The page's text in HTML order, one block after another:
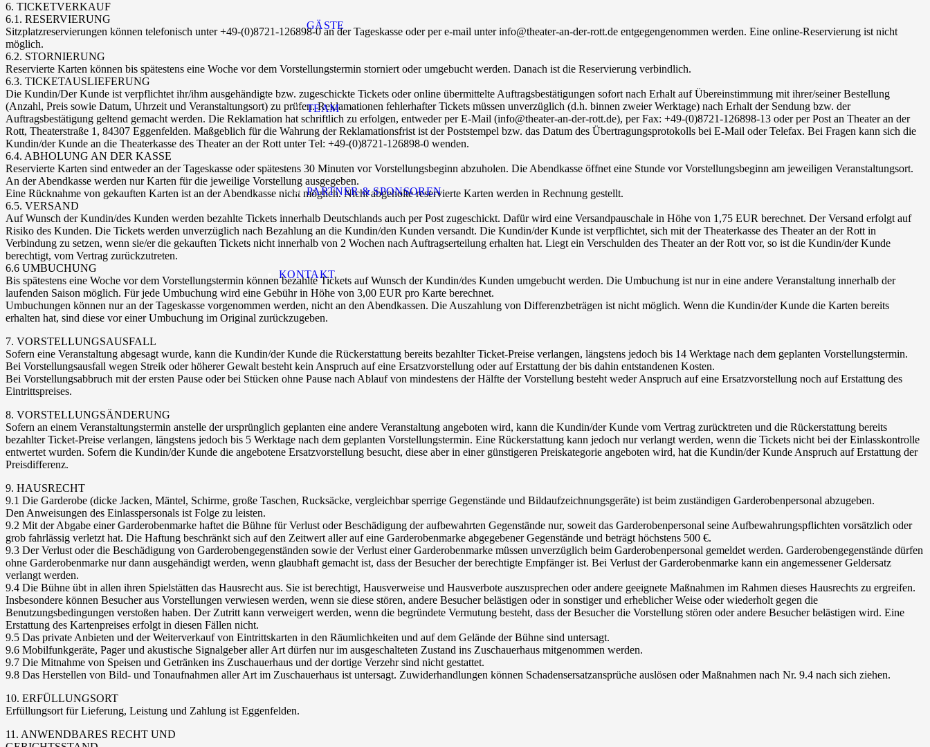
GÄSTE
TEAM
PARTNER & SPONSOREN
KONTAKT
6. TICKETVERKAUF
6.1. RESERVIERUNG
Sitzplatzreservierungen können telefonisch unter +49-(0)8721-126898-0 an der Tageskasse oder per e-mail unter info@theater-an-der-rott.de entgegengenommen werden. Eine online-Reservierung ist nicht
möglich.
6.2. STORNIERUNG
Reservierte Karten können bis spätestens eine Woche vor dem Vorstellungstermin storniert oder umgebucht werden. Danach ist die Reservierung verbindlich.
6.3. TICKETAUSLIEFERUNG
Die Kundin/Der Kunde ist verpflichtet ihr/ihm ausgehändigte bzw. zugeschickte Tickets oder online übermittelte Auftragsbestätigungen sofort nach Erhalt auf Übereinstimmung mit ihrer/seiner Bestellung
(Anzahl, Preis sowie Datum, Uhrzeit und Veranstaltungsort) zu prüfen. Reklamationen fehlerhafter Tickets müssen unverzüglich (d.h. binnen zweier Werktage) nach Erhalt der Sendung bzw. der
Auftragsbestätigung geltend gemacht werden. Die Reklamation hat schriftlich zu erfolgen, entweder per E-Mail (info@theater-an-der-rott.de), per Fax: +49-(0)8721-126898-13 oder per Post an Theater an der
Rott, Theaterstraße 1, 84307 Eggenfelden. Maßgeblich für die Wahrung der Reklamationsfrist ist der Poststempel bzw. das Datum des Übertragungsprotokolls bei E-Mail oder Telefax. Bei Fragen kann sich die
Kundin/der Kunde an die Theaterkasse des Theater an der Rott unter Tel: +49-(0)8721-126898-0 wenden.
6.4. ABHOLUNG AN DER KASSE
Reservierte Karten sind entweder an der Tageskasse oder spätestens 30 Minuten vor Vorstellungsbeginn abzuholen. Die Abendkasse öffnet eine Stunde vor Vorstellungsbeginn am jeweiligen Veranstaltungsort.
An der Abendkasse werden nur Karten für die jeweilige Vorstellung ausgegeben.
Eine Rücknahme von gekauften Karten ist an der Abendkasse nicht möglich. Nicht abgeholte reservierte Karten werden in Rechnung gestellt.
6.5. VERSAND
Auf Wunsch der Kundin/des Kunden werden bezahlte Tickets innerhalb Deutschlands auch per Post zugeschickt. Dafür wird eine Versandpauschale in Höhe von 1,75 EUR berechnet. Der Versand erfolgt auf
Risiko des Kunden. Die Tickets werden unverzüglich nach Bezahlung an die Kundin/den Kunden versandt. Die Kundin/der Kunde ist verpflichtet, sich mit der Theaterkasse des Theater an der Rott in
Verbindung zu setzen, wenn sie/er die gekauften Tickets nicht innerhalb von 2 Wochen nach Auftragserteilung erhalten hat. Liegt ein Verschulden des Theater an der Rott vor, so ist die Kundin/der Kunde
berechtigt, vom Vertrag zurückzutreten.
6.6 UMBUCHUNG
Bis spätestens eine Woche vor dem Vorstellungstermin können bezahlte Tickets auf Wunsch der Kundin/des Kunden umgebucht werden. Die Umbuchung ist nur in eine andere Veranstaltung innerhalb der
laufenden Saison möglich. Für jede Umbuchung wird eine Gebühr in Höhe von 3,00 EUR pro Karte berechnet.
Umbuchungen können nur an der Tageskasse vorgenommen werden, nicht an den Abendkassen. Die Auszahlung von Differenzbeträgen ist nicht möglich. Wenn die Kundin/der Kunde die Karten bereits
erhalten hat, sind diese vor einer Umbuchung im Original zurückzugeben.
7. VORSTELLUNGSAUSFALL
Sofern eine Veranstaltung abgesagt wurde, kann die Kundin/der Kunde die Rückerstattung bereits bezahlter Ticket-Preise verlangen, längstens jedoch bis 14 Werktage nach dem geplanten Vorstellungstermin.
Bei Vorstellungsausfall wegen Streik oder höherer Gewalt besteht kein Anspruch auf eine Ersatzvorstellung oder auf Erstattung der bis dahin entstandenen Kosten.
Bei Vorstellungsabbruch mit der ersten Pause oder bei Stücken ohne Pause nach Ablauf von mindestens der Hälfte der Vorstellung besteht weder Anspruch auf eine Ersatzvorstellung noch auf Erstattung des
Eintrittspreises.
8. VORSTELLUNGSÄNDERUNG
Sofern an einem Veranstaltungstermin anstelle der ursprünglich geplanten eine andere Veranstaltung angeboten wird, kann die Kundin/der Kunde vom Vertrag zurücktreten und die Rückerstattung bereits
bezahlter Ticket-Preise verlangen, längstens jedoch bis 5 Werktage nach dem geplanten Vorstellungstermin. Eine Rückerstattung kann jedoch nur verlangt werden, wenn die Tickets nicht bei der Einlasskontrolle
entwertet wurden. Sofern die Kundin/der Kunde die angebotene Ersatzvorstellung besucht, diese aber in einer günstigeren Preiskategorie angeboten wird, hat die Kundin/der Kunde Anspruch auf Erstattung der
Preisdifferenz.
9. HAUSRECHT
9.1 Die Garderobe (dicke Jacken, Mäntel, Schirme, große Taschen, Rucksäcke, vergleichbar sperrige Gegenstände und Bildaufzeichnungsgeräte) ist beim zuständigen Garderobenpersonal abzugeben.
Den Anweisungen des Einlasspersonals ist Folge zu leisten.
9.2 Mit der Abgabe einer Garderobenmarke haftet die Bühne für Verlust oder Beschädigung der aufbewahrten Gegenstände nur, soweit das Garderobenpersonal seine Aufbewahrungspflichten vorsätzlich oder
grob fahrlässig verletzt hat. Die Haftung beschränkt sich auf den Zeitwert aller auf eine Garderobenmarke abgegebener Gegenstände und beträgt höchstens 500 €.
9.3 Der Verlust oder die Beschädigung von Garderobengegenständen sowie der Verlust einer Garderobenmarke müssen unverzüglich beim Garderobenpersonal gemeldet werden. Garderobengegenstände dürfen
ohne Garderobenmarke nur dann ausgehändigt werden, wenn glaubhaft gemacht ist, dass der Besucher der berechtigte Empfänger ist. Bei Verlust der Garderobenmarke kann ein angemessener Geldersatz
verlangt werden.
9.4 Die Bühne übt in allen ihren Spielstätten das Hausrecht aus. Sie ist berechtigt, Hausverweise und Hausverbote auszusprechen oder andere geeignete Maßnahmen im Rahmen dieses Hausrechts zu ergreifen.
Insbesondere können Besucher aus Vorstellungen verwiesen werden, wenn sie diese stören, andere Besucher belästigen oder in sonstiger und erheblicher Weise oder wiederholt gegen die
Benutzungsbedingungen verstoßen haben. Der Zutritt kann verweigert werden, wenn die begründete Vermutung besteht, dass der Besucher die Vorstellung stören oder andere Besucher belästigen wird. Eine
Erstattung des Kartenpreises erfolgt in diesen Fällen nicht.
9.5 Das private Anbieten und der Weiterverkauf von Eintrittskarten in den Räumlichkeiten und auf dem Gelände der Bühne sind untersagt.
9.6 Mobilfunkgeräte, Pager und akustische Signalgeber aller Art dürfen nur im ausgeschalteten Zustand ins Zuschauerhaus mitgenommen werden.
9.7 Die Mitnahme von Speisen und Getränken ins Zuschauerhaus und der dortige Verzehr sind nicht gestattet.
9.8 Das Herstellen von Bild- und Tonaufnahmen aller Art im Zuschauerhaus ist untersagt. Zuwiderhandlungen können Schadensersatzansprüche auslösen oder Maßnahmen nach Nr. 9.4 nach sich ziehen.
10. ERFÜLLUNGSORT
Erfüllungsort für Lieferung, Leistung und Zahlung ist Eggenfelden.
11. ANWENDBARES RECHT UND